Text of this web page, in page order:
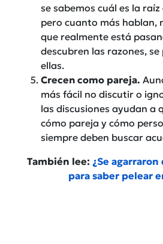
se sabemos cuál es la
pero cuanto más hablan,
que realmente está
descubren las razones,
ellas.
Crecen como pareja.
más fácil no discutir o
las discusiones ayudan a
cómo pareja y cómo
siempre deben buscar
También lee: ¿Se agarraron
para saber pelear